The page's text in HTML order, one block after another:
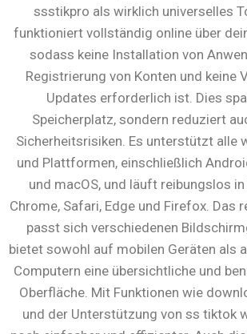
ssstikpro als wirklich universelles
funktioniert vollständig online über
sodass keine Installation von
Registrierung von Konten und keine
Updates erforderlich ist. Dies
Speicherplatz, sondern reduziert
Sicherheitsrisiken. Es unterstützt alle
und Plattformen, einschließlich
und macOS, und läuft reibungslos
Chrome, Safari, Edge und Firefox. Das
passt sich verschiedenen
bietet sowohl auf mobilen Geräten als
Computern eine übersichtliche und
Oberfläche. Mit Funktionen wie
und der Unterstützung von ss tiktok